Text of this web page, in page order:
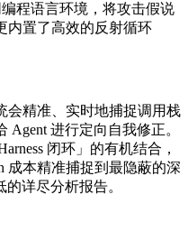
程语言环境，将攻击假说
内置了高效的反射循环
会精准、实时地捕捉调用栈
进行定向自我修正。
闭环」的有机结合，
成本精准捕捉到最隐蔽的深
详尽分析报告。